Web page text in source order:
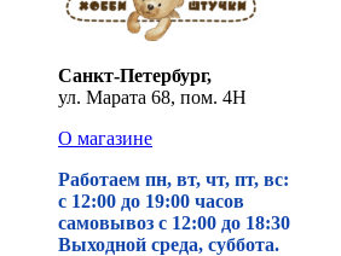
Санкт-Петербург,
ул. Марата 68, пом. 4Н
О магазине
Работаем пн, вт, чт, пт, вс:
с 12:00 до 19:00 часов
самовывоз с 12:00 до 18:30
Выходной среда, суббота.